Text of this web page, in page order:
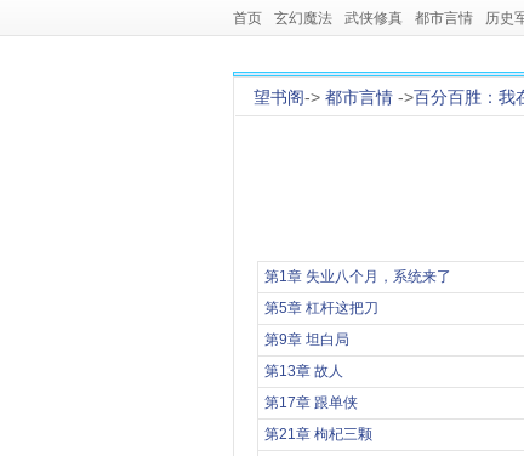
首页 玄幻魔法 武侠修真 都市言情 历史
望书阁-> 都市言情 ->百分百胜：我
第1章 失业八个月，系统来了
第5章 杠杆这把刀
第9章 坦白局
第13章 故人
第17章 跟单侠
第21章 枸杞三颗